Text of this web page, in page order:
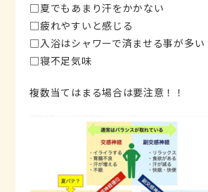
□夏でもあまり汗をかかない
□疲れやすいと感じる
□入浴はシャワーで済ませる事が多い
□寝不足気味
複数当てはまる場合は要注意！！